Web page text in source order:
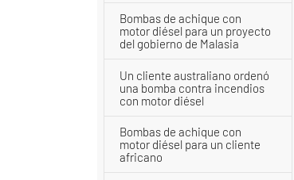
Bombas de achique con
motor diésel para un proyecto
del gobierno de Malasia
Un cliente australiano ordenó
una bomba contra incendios
con motor diésel
Bombas de achique con
motor diésel para un cliente
africano